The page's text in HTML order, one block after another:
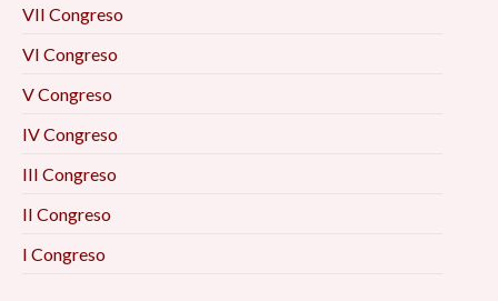
VII Congreso
VI Congreso
V Congreso
IV Congreso
III Congreso
II Congreso
I Congreso